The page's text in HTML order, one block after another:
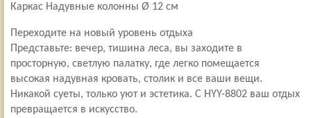
Каркас Надувные колонны Ø 12 см
Переходите на новый уровень отдыха
Представьте: вечер, тишина леса, вы заходите в
просторную, светлую палатку, где легко помещается
высокая надувная кровать, столик и все ваши вещи.
Никакой суеты, только уют и эстетика. С НYY-8802 ваш отдых
превращается в искусство.